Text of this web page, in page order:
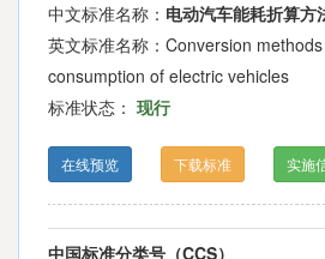
中文标准名称： 电动汽车能耗折算方
英文标准名称：Conversion
consumption of electric vehicles
标准状态： 现行
在线预览 下载标准 实施
中国标准分类号（CCS）